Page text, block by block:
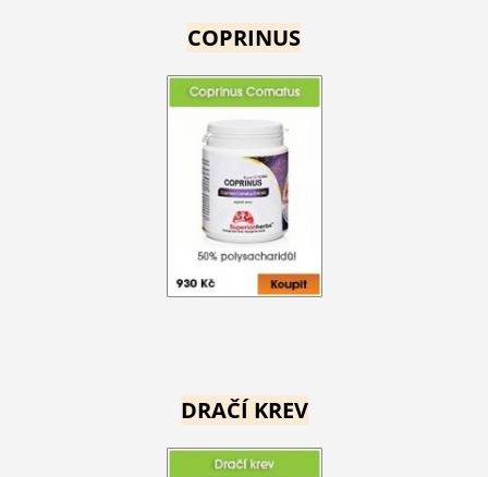
COPRINUS
DRAČÍ KREV